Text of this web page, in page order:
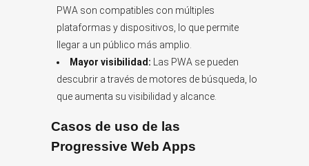
PWA son compatibles con múltiples
plataformas y dispositivos, lo que permite
llegar a un público más amplio.
Mayor visibilidad: Las PWA se pueden
descubrir a través de motores de búsqueda, lo
que aumenta su visibilidad y alcance.
Casos de uso de las
Progressive Web Apps